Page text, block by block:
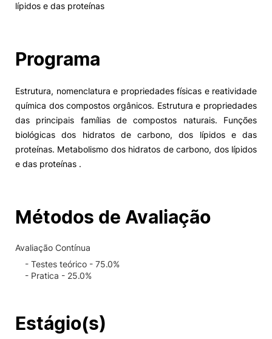
lípidos e das proteínas
Programa
Estrutura, nomenclatura e propriedades físicas e reatividade
química dos compostos orgânicos. Estrutura e propriedades
das principais famílias de compostos naturais. Funções
biológicas dos hidratos de carbono, dos lípidos e das
proteínas. Metabolismo dos hidratos de carbono, dos lípidos
e das proteínas .
Métodos de Avaliação
Avaliação Contínua
- Testes teórico - 75.0%
- Pratica - 25.0%
Estágio(s)